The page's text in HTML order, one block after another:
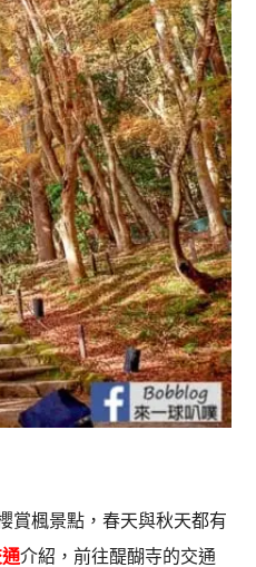
賞楓景點，春天與秋天都有
介紹，前往醍醐寺的交通